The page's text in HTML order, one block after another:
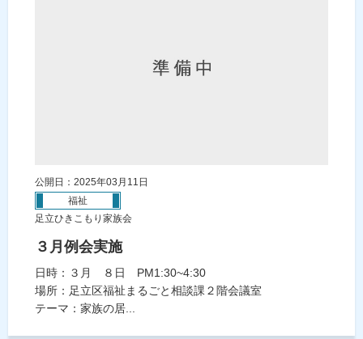
公開日：2025年03月11日
福祉
足立ひきこもり家族会
３月例会実施
日時：３月 ８日 PM1:30~4:30
場所：足立区福祉まるごと相談課２階会議室
テーマ：家族の居...